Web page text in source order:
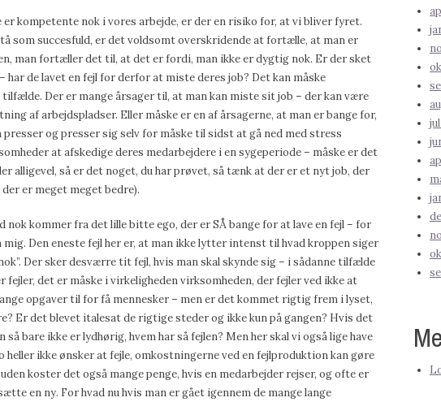
er kompetente nok i vores arbejde, er der en risiko for, at vi bliver fyret.
som succesfuld, er det voldsomt overskridende at fortælle, at man er
man fortæller det til, at det er fordi, man ikke er dygtig nok. Er der sket
har de lavet en fejl for derfor at miste deres job? Det kan måske
Der er mange årsager til, at man kan miste sit job – der kan være
af arbejdspladser. Eller måske er en af årsagerne, at man er bange for,
presser og presser sig selv for måske til sidst at gå ned med stress
at afskedige deres medarbejdere i en sygeperiode – måske er det
alligevel, så er det noget, du har prøvet, så tænk at der er et nyt job, der
er meget meget bedre).
nok kommer fra det lille bitte ego, der er SÅ bange for at lave en fejl – for
mig. Den eneste fejl her er, at man ikke lytter intenst til hvad kroppen siger
Der sker desværre tit fejl, hvis man skal skynde sig – i sådanne tilfælde
fejler, det er måske i virkeligheden virksomheden, der fejler ved ikke at
opgaver til for få mennesker – men er det kommet rigtig frem i lyset,
Er det blevet italesat de rigtige steder og ikke kun på gangen? Hvis det
bare ikke er lydhørig, hvem har så fejlen? Men her skal vi også lige have
heller ikke ønsker at fejle, omkostningerne ved en fejlproduktion kan gøre
koster det også mange penge, hvis en medarbejder rejser, og ofte er
en ny. For hvad nu hvis man er gået igennem de mange lange